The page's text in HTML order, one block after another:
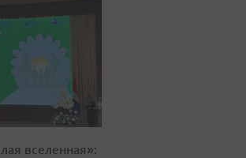
вселенная»: